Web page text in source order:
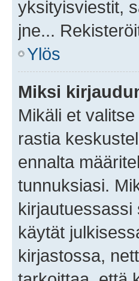
yksityisviestit,
jne...
Ylös
Miksi
Mikäli et valitse
rastia
ennalta
tunnuksiasi.
kirjautuessassi
käytät
kirjastossa,